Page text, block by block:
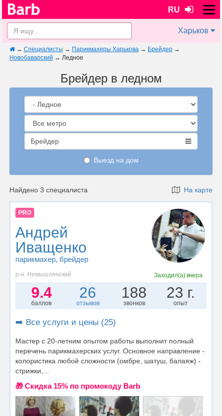
RU
Харьков
→ Специалисты → Парикмахеры Харькова → Брейдер →
Новобаварский → Ледное
Брейдер в ледном
Брейдер
Выезд на дом
Найдено 3 специалиста На карте
PRO
Андрей
Иващенко
парикмахер, брейдер
р-н. Немышлянский Заходил(а)вчера
9.4
баллов
26
отзывов
188
звонков
23 г.
опыт
➡️ Все услуги и цены (25)
Мастер с 20-летним опытом работы выполнит полный
перечень парикмахерских услуг. Основное направление -
колористика любой сложности (омбре, шатуш, балаяж) -
стрижки,...
🎁 Cкидка 15% по промокоду Barb